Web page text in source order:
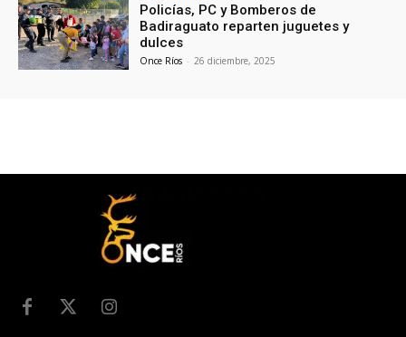
Policías, PC y Bomberos de
Badiraguato reparten juguetes y
dulces
Once Ríos - 26 diciembre, 2025